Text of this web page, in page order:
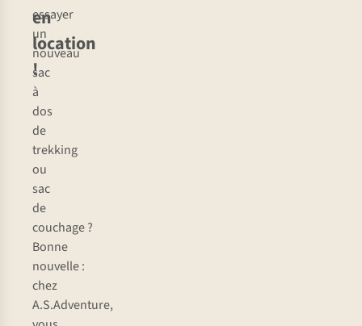
en
location
!
essayer
un
nouveau
sac
à
dos
de
trekking
ou
sac
de
couchage ?
Bonne
nouvelle :
chez
A.S.Adventure,